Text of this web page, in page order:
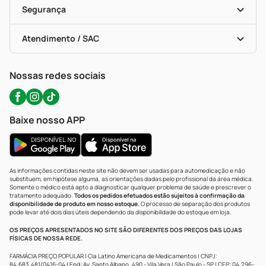
Formas De Pagamento
Troca E Devolução
Bulas De A A Z
Políticas De Marketplace
Serviços Farmacêuticos
Testes Rápidos
Autoteste Covid-19
Segurança
Certificado De Segurança
Portal Da Privacidade
Atendimento / SAC
WhatsApp (47) 9202-1687
Nossas redes sociais
Baixe nosso APP
As informações contidas neste site não devem ser usadas para automedicação e não
substituem, em hipótese alguma, as orientações dadas pelo profissional da área médica.
Somente o médico está apto a diagnosticar qualquer problema de saúde e prescrever o
tratamento adequado. Todos os pedidos efetuados estão sujeitos à confirmação da
disponibilidade de produto em nosso estoque.O processo de separação dos produtos
pode levar até dois dias úteis dependendo da disponibilidade do estoque em loja.
OS PREÇOS APRESENTADOS NO SITE SÃO DIFERENTES DOS PREÇOS DAS LOJAS
FÍSICAS DE NOSSA REDE.
FARMÁCIA PREÇO POPULAR | Cia Latino Americana de Medicamentos | CNPJ:
84.683.481/0416-04 | End: Av. Santo Albano, 490 - Vila Vera | São Paulo - SP | CEP: 04.296-